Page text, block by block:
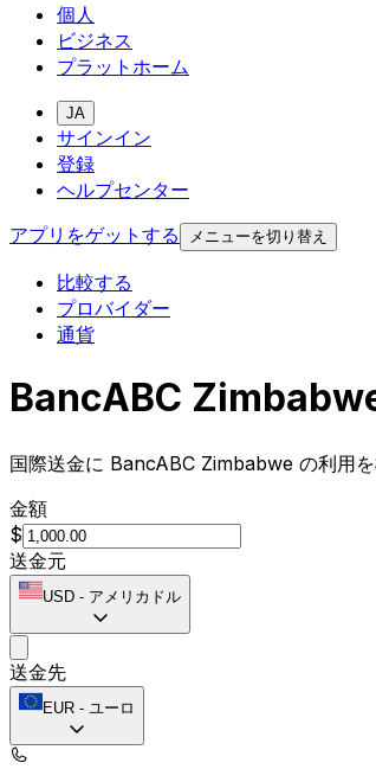
個人
ビジネス
プラットホーム
JA
サインイン
登録
ヘルプセンター
アプリをゲットする
メニューを切り替え
比較する
プロバイダー
通貨
BancABC
国際送金に BancABC Zimbabwe の利用
金額
$
送金元
USD - アメリカドル
送金先
EUR - ユーロ